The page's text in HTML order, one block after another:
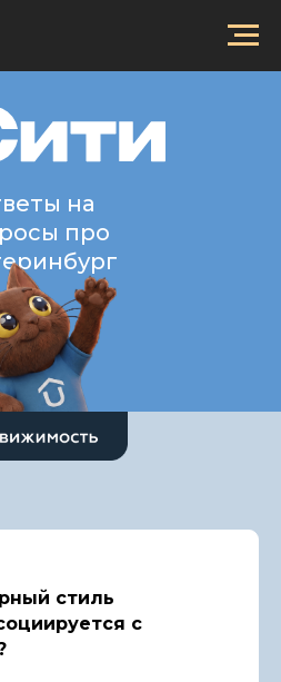
на
про
стиль
с